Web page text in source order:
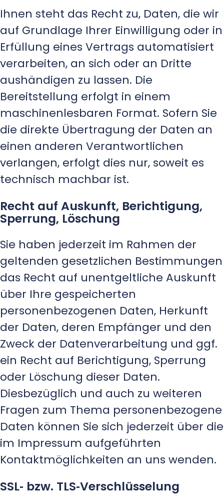
Ihnen steht das Recht zu, Daten, die wir
auf Grundlage Ihrer Einwilligung oder in
Erfüllung eines Vertrags automatisiert
verarbeiten, an sich oder an Dritte
aushändigen zu lassen. Die
Bereitstellung erfolgt in einem
maschinenlesbaren Format. Sofern Sie
die direkte Übertragung der Daten an
einen anderen Verantwortlichen
verlangen, erfolgt dies nur, soweit es
technisch machbar ist.
Recht auf Auskunft, Berichtigung,
Sperrung, Löschung
Sie haben jederzeit im Rahmen der
geltenden gesetzlichen Bestimmungen
das Recht auf unentgeltliche Auskunft
über Ihre gespeicherten
personenbezogenen Daten, Herkunft
der Daten, deren Empfänger und den
Zweck der Datenverarbeitung und ggf.
ein Recht auf Berichtigung, Sperrung
oder Löschung dieser Daten.
Diesbezüglich und auch zu weiteren
Fragen zum Thema personenbezogene
Daten können Sie sich jederzeit über die
im Impressum aufgeführten
Kontaktmöglichkeiten an uns wenden.
SSL‑ bzw. TLS‑Verschlüsselung